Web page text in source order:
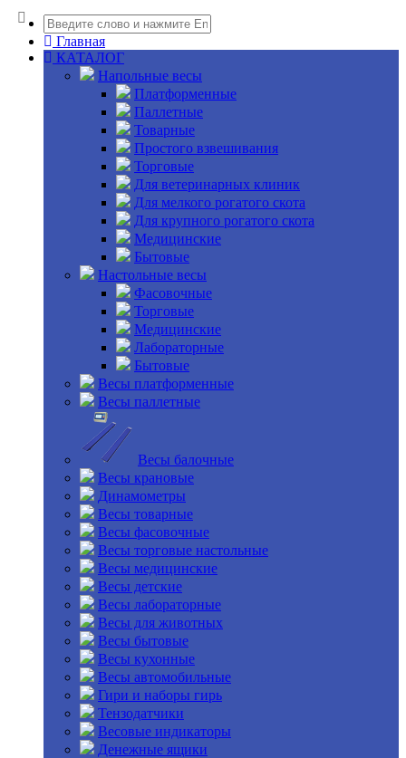
Главная
КАТАЛОГ
Напольные весы
Платформенные
Паллетные
Товарные
Простого взвешивания
Торговые
Для ветеринарных клиник
Для мелкого рогатого скота
Для крупного рогатого скота
Медицинские
Бытовые
Настольные весы
Фасовочные
Торговые
Медицинские
Лабораторные
Бытовые
Весы платформенные
Весы паллетные
Весы балочные
Весы крановые
Динамометры
Весы товарные
Весы фасовочные
Весы торговые настольные
Весы медицинские
Весы детские
Весы лабораторные
Весы для животных
Весы бытовые
Весы кухонные
Весы автомобильные
Гири и наборы гирь
Тензодатчики
Весовые индикаторы
Денежные ящики